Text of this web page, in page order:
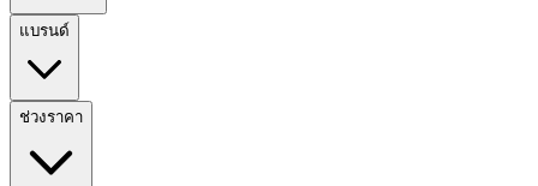
แบรนด์
ช่วงราคา